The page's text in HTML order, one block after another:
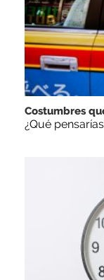
Costumbres
¿Qué